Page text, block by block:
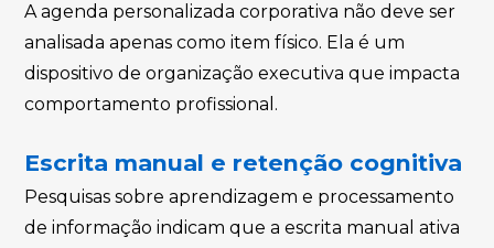
A agenda personalizada corporativa não deve ser
analisada apenas como item físico. Ela é um
dispositivo de organização executiva que impacta
comportamento profissional.
Escrita manual e retenção cognitiva
Pesquisas sobre aprendizagem e processamento
de informação indicam que a escrita manual ativa